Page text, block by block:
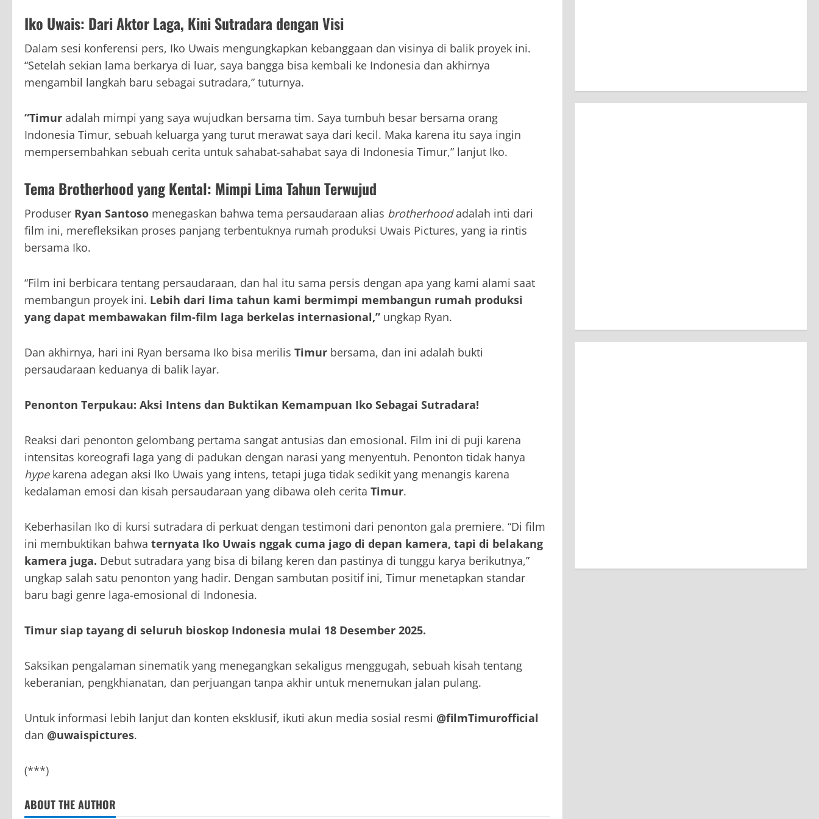
Iko Uwais: Dari Aktor Laga, Kini Sutradara dengan Visi
Dalam sesi konferensi pers, Iko Uwais mengungkapkan kebanggaan dan visinya di balik proyek ini.
“Setelah sekian lama berkarya di luar, saya bangga bisa kembali ke Indonesia dan akhirnya
mengambil langkah baru sebagai sutradara,” tuturnya.
“Timur adalah mimpi yang saya wujudkan bersama tim. Saya tumbuh besar bersama orang
Indonesia Timur, sebuah keluarga yang turut merawat saya dari kecil. Maka karena itu saya ingin
mempersembahkan sebuah cerita untuk sahabat-sahabat saya di Indonesia Timur,” lanjut Iko.
Tema Brotherhood yang Kental: Mimpi Lima Tahun Terwujud
Produser Ryan Santoso menegaskan bahwa tema persaudaraan alias brotherhoodadalah inti dari
film ini, merefleksikan proses panjang terbentuknya rumah produksi Uwais Pictures, yang ia rintis
bersama Iko.
“Film ini berbicara tentang persaudaraan, dan hal itu sama persis dengan apa yang kami alami saat
membangun proyek ini. Lebih dari lima tahun kami bermimpi membangun rumah produksi
yang dapat membawakan film-film laga berkelas internasional,” ungkap Ryan.
Dan akhirnya, hari ini Ryan bersama Iko bisa merilis Timur bersama, dan ini adalah bukti
persaudaraan keduanya di balik layar.
Penonton Terpukau: Aksi Intens dan Buktikan Kemampuan Iko Sebagai Sutradara!
Reaksi dari penonton gelombang pertama sangat antusias dan emosional. Film ini di puji karena
intensitas koreografi laga yang di padukan dengan narasi yang menyentuh. Penonton tidak hanya
hypekarena adegan aksi Iko Uwais yang intens, tetapi juga tidak sedikit yang menangis karena
kedalaman emosi dan kisah persaudaraan yang dibawa oleh cerita Timur.
Keberhasilan Iko di kursi sutradara di perkuat dengan testimoni dari penonton gala premiere. “Di film
ini membuktikan bahwa ternyata Iko Uwais nggak cuma jago di depan kamera, tapi di belakang
kamera juga. Debut sutradara yang bisa di bilang keren dan pastinya di tunggu karya berikutnya,”
ungkap salah satu penonton yang hadir. Dengan sambutan positif ini, Timur menetapkan standar
baru bagi genre laga-emosional di Indonesia.
Timur siap tayang di seluruh bioskop Indonesia mulai 18 Desember 2025.
Saksikan pengalaman sinematik yang menegangkan sekaligus menggugah, sebuah kisah tentang
keberanian, pengkhianatan, dan perjuangan tanpa akhir untuk menemukan jalan pulang.
Untuk informasi lebih lanjut dan konten eksklusif, ikuti akun media sosial resmi @filmTimurofficial
dan @uwaispictures.
(***)
ABOUT THE AUTHOR